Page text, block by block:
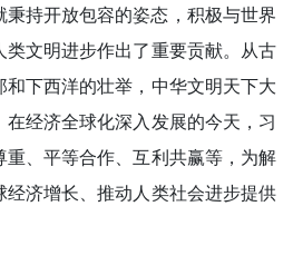
持开放包容的姿态，积极与世界
文明进步作出了重要贡献。从古
下西洋的壮举，中华文明天下大
经济全球化深入发展的今天，习
、平等合作、互利共赢等，为解
济增长、推动人类社会进步提供